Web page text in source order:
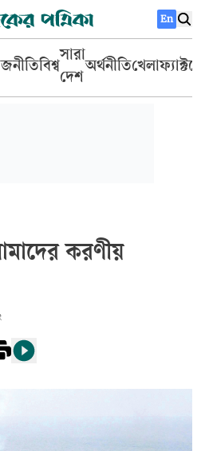
En
বিশ্ব
সারা
দেশ
অর্থনীতিখেলা
করণীয়